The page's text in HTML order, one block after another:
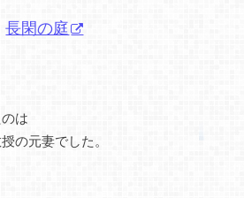
長閑の庭
は
の元妻でした。